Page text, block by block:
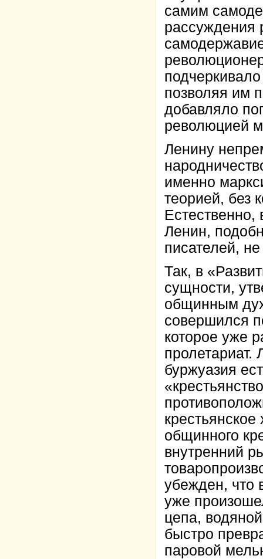
самим
рассуждения
позволяя им
добавляло
революцией
Ленину
именно
теорией, без
Естественно,
Ленин,
писателей,
Так, в
сущности,
общинным
совершился
которое уже
пролетариат.
буржуазия
общинного
внутренний
убежден, что
уже
цепа,
быстро
паровой